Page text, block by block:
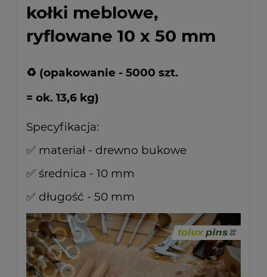
kołki meblowe,
ryflowane 10 x 50 mm
♻ (opakowanie - 5000 szt.
= ok. 13,6 kg)
Specyfikacja:
✅ materiał - drewno bukowe
✅ średnica - 10 mm
✅ długość - 50 mm